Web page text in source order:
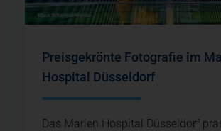
Preisgekrönte Fotografie im
Hospital Düsseldorf
Das Marien Hospital Düsseldorf